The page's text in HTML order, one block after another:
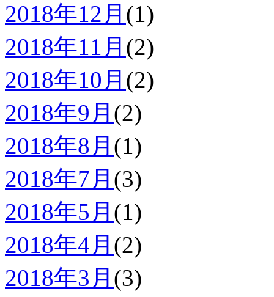
2018年12月 (1)
2018年11月 (2)
2018年10月 (2)
2018年9月 (2)
2018年8月 (1)
2018年7月 (3)
2018年5月 (1)
2018年4月 (2)
2018年3月 (3)